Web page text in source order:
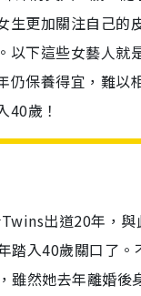
生更加關注自己的
以下這些女藝人就
仍保養得宜，難以
40歲！
出道20年，與
踏入40歲關口了。
雖然她去年離婚後